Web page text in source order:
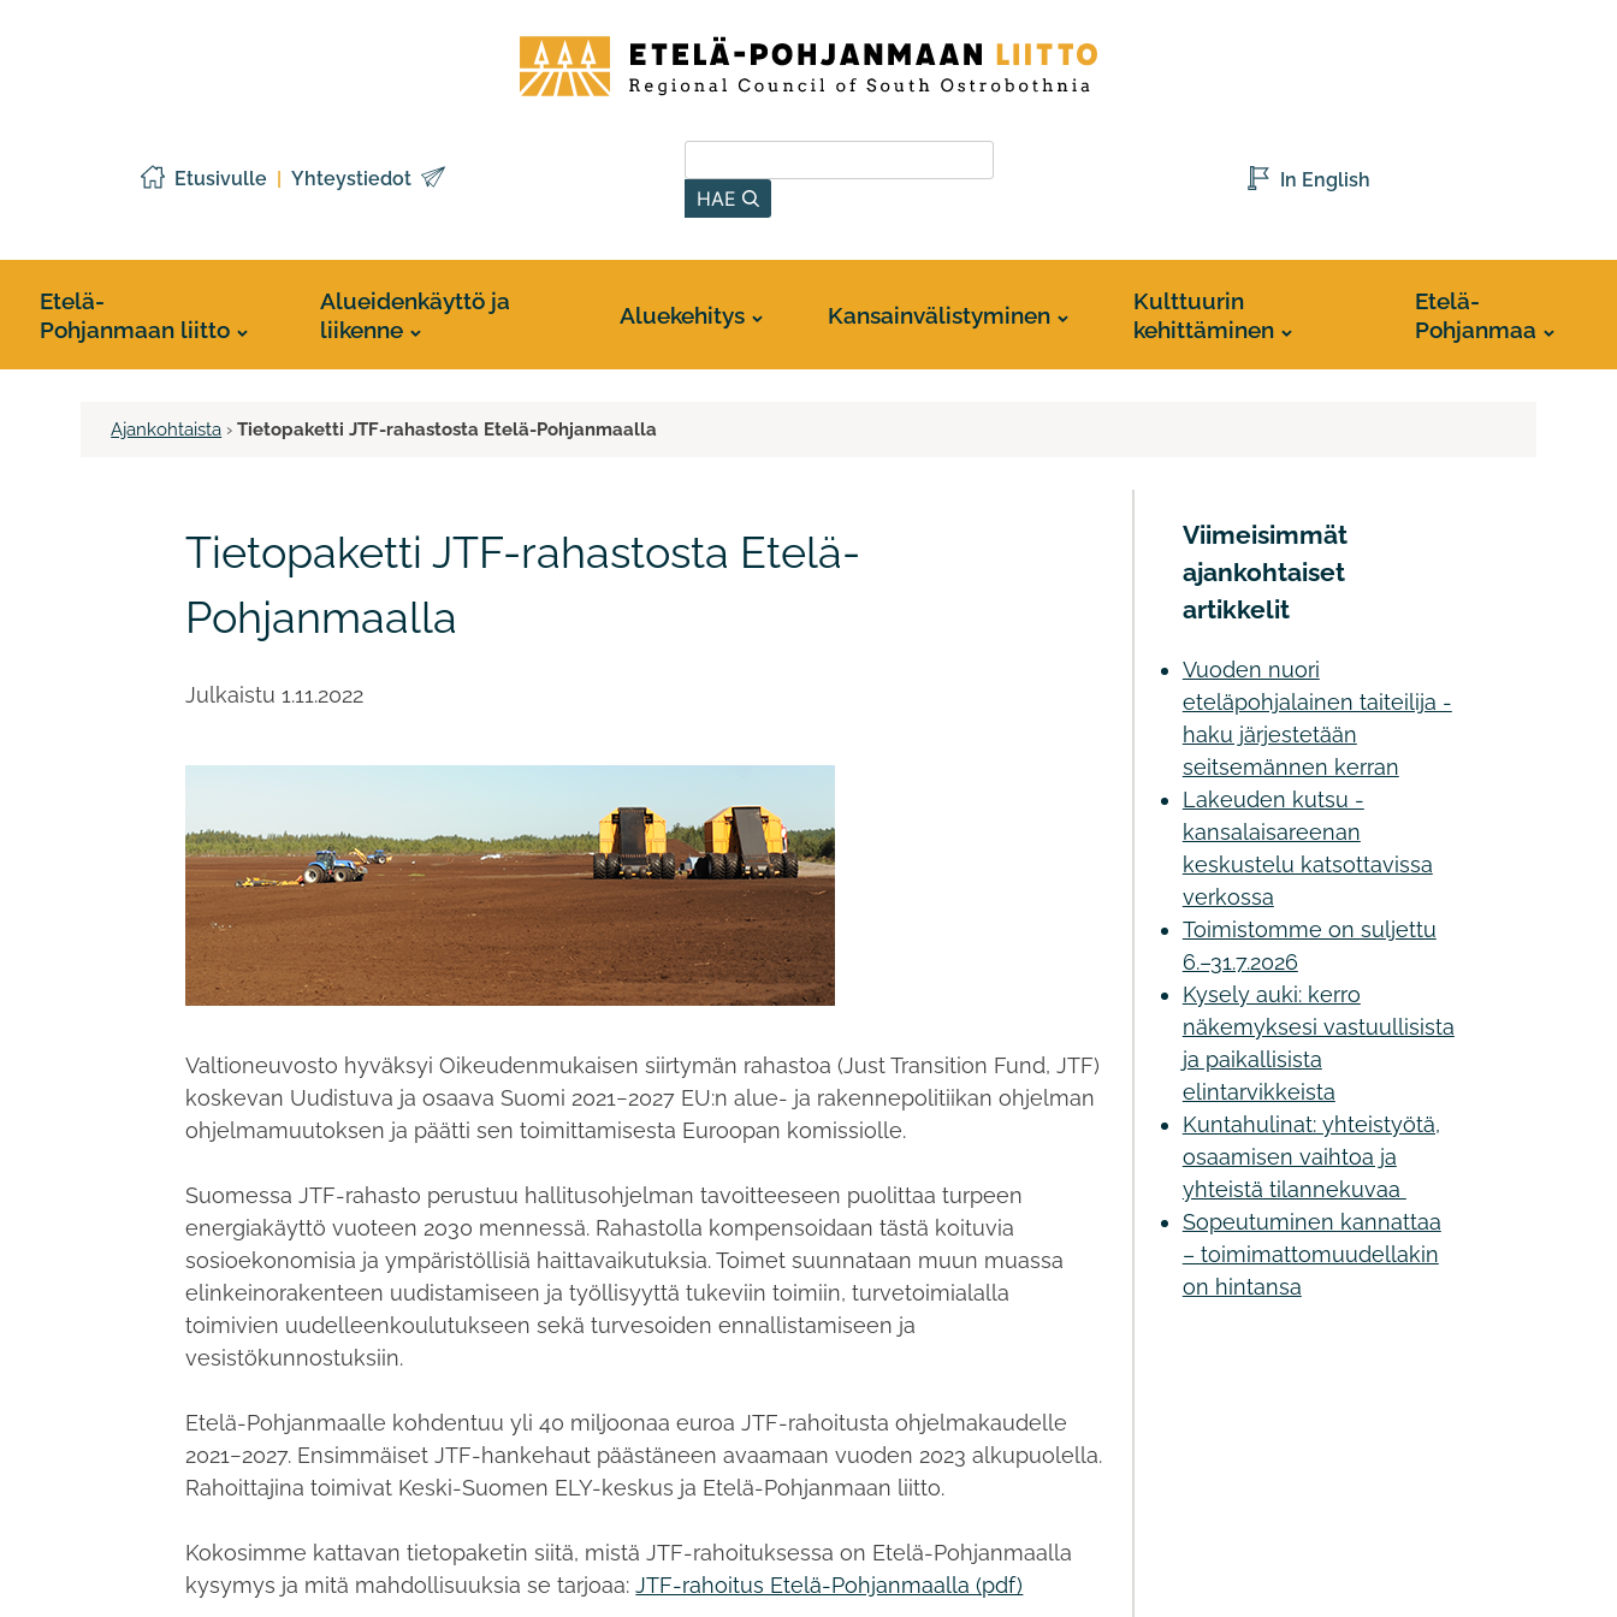
Pohjanmaan
liitto
Etusivulle Yhteystiedot
HAE
In English
Etelä-
Pohjanmaan liitto
Alueidenkäyttö ja
liikenne
Aluekehitys Kansainvälistyminen
Kulttuurin
kehittäminen
Etelä-
Pohjanmaa
Ajankohtaista ›Tietopaketti JTF-rahastosta Etelä-Pohjanmaalla
Tietopaketti JTF-rahastosta Etelä-
Pohjanmaalla
Julkaistu1.11.2022
Valtioneuvosto hyväksyi Oikeudenmukaisen siirtymän rahastoa (Just Transition Fund, JTF)
koskevan Uudistuva ja osaava Suomi 2021−2027 EU:n alue- ja rakennepolitiikan ohjelman
ohjelmamuutoksen ja päätti sen toimittamisesta Euroopan komissiolle.
Suomessa JTF-rahasto perustuu hallitusohjelman tavoitteeseen puolittaa turpeen
energiakäyttö vuoteen 2030 mennessä. Rahastolla kompensoidaan tästä koituvia
sosioekonomisia ja ympäristöllisiä haittavaikutuksia. Toimet suunnataan muun muassa
elinkeinorakenteen uudistamiseen ja työllisyyttä tukeviin toimiin, turvetoimialalla
toimivien uudelleenkoulutukseen sekä turvesoiden ennallistamiseen ja
vesistökunnostuksiin.
Etelä-Pohjanmaalle kohdentuu yli 40 miljoonaa euroa JTF-rahoitusta ohjelmakaudelle
2021−2027. Ensimmäiset JTF-hankehaut päästäneen avaamaan vuoden 2023 alkupuolella.
Rahoittajina toimivat Keski-Suomen ELY-keskus ja Etelä-Pohjanmaan liitto.
Kokosimme kattavan tietopaketin siitä, mistä JTF-rahoituksessa on Etelä-Pohjanmaalla
kysymys ja mitä mahdollisuuksia se tarjoaa:JTF-rahoitus Etelä-Pohjanmaalla (pdf)
Viimeisimmät
ajankohtaiset
artikkelit
Vuoden nuori
eteläpohjalainen taiteilija -
haku järjestetään
seitsemännen kerran
Lakeuden kutsu -
kansalaisareenan
keskustelu katsottavissa
verkossa
Toimistomme on suljettu
6.–31.7.2026
Kysely auki: kerro
näkemyksesi vastuullisista
ja paikallisista
elintarvikkeista
Kuntahulinat: yhteistyötä,
osaamisen vaihtoa ja
yhteistä tilannekuvaa
Sopeutuminen kannattaa
– toimimattomuudellakin
on hintansa